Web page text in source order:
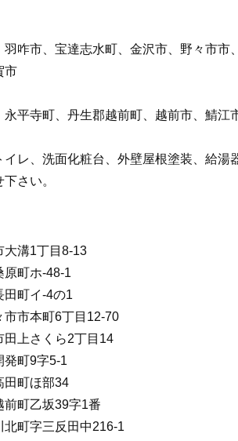
咋市、宝達志水町、金沢市、野々市市
市
平寺町、丹生郡越前町、越前市、鯖江
レ、洗面化粧台、外壁屋根塗装、給湯
さい。
溝1丁目8-13
町ホ-48-1
町イ-4の1
市本町6丁目12-70
上さくら2丁目14
町9字5-1
町ほ部34
町乙坂39字1番
字三反田中216-1